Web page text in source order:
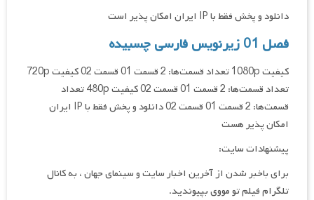
دانلود و پخش فقط با IP ایران امکان پذیر است
فصل 01 زیرنویس فارسی چسبیده
کیفیت 1080p تعداد قسمت‌ها: 2 قسمت 01 قسمت 02 کیفیت 720p
تعداد قسمت‌ها: 2 قسمت 01 قسمت 02 کیفیت 480p تعداد
قسمت‌ها: 2 قسمت 01 قسمت 02 دانلود و پخش فقط با IP ایران
امکان پذیر هست
پیشنهادات سایت:
برای باخبر شدن از آخرین اخبار سایت و سینمای جهان ، به کانال
تلگرام فیلم تو مووی بپیوندید.